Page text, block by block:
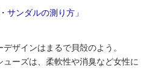
サンダルの測り方」
ザインはまるで貝殻のよう。
ーズは、柔軟性や消臭など女性に